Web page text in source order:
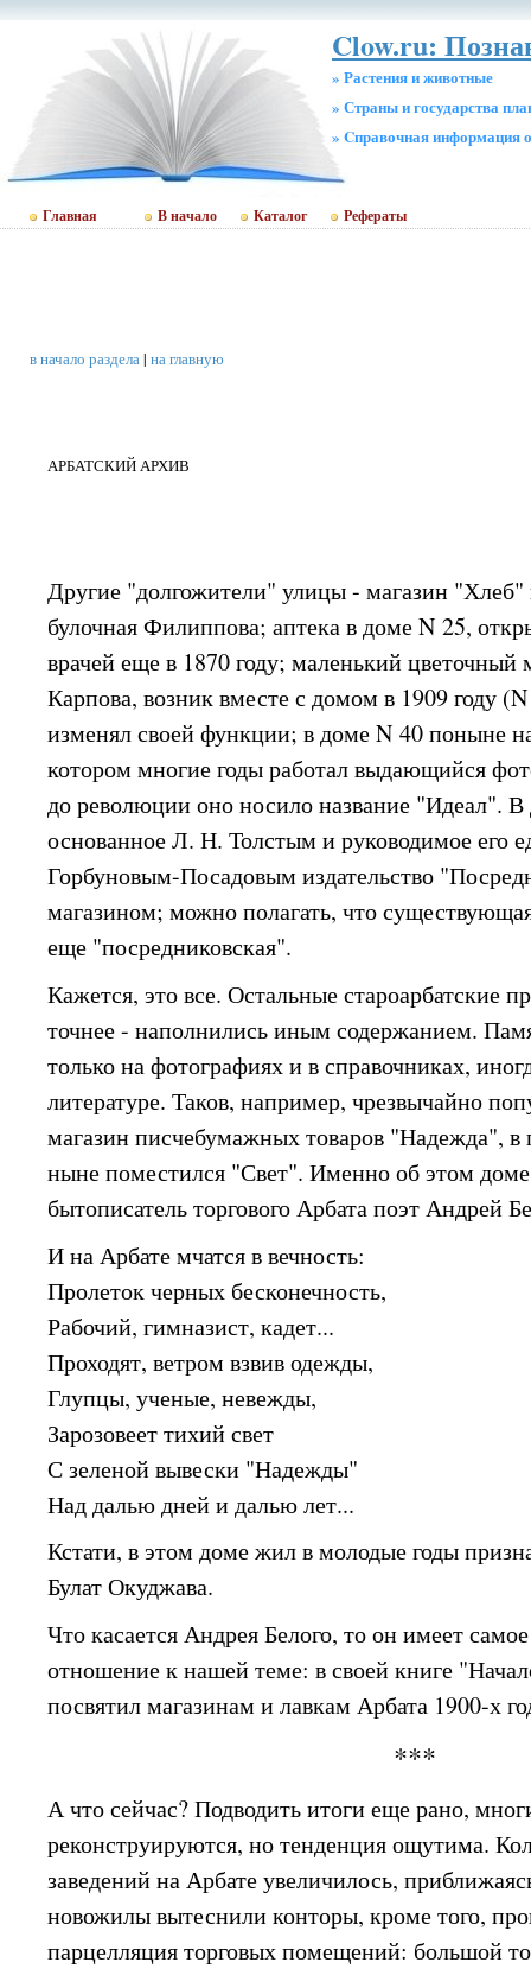
Clow.ru:
» Растения и животные
» Страны и государства
» Cправочная информация
Главная В начало Каталог Рефераты
в начало раздела| на главную
АРБАТСКИЙ АРХИВ
Другие "долгожители" улицы - магазин
булочная Филиппова; аптека в доме N 25,
врачей еще в 1870 году; маленький
Карпова, возник вместе с домом в 1909 году
изменял своей функции; в доме N 40 поныне
котором многие годы работал выдающийся
до революции оно носило название "Идеал".
основанное Л. Н. Толстым и руководимое
Горбуновым-Посадовым издательство
магазином; можно полагать, что
еще "посредниковская".
Кажется, это все. Остальные староарбатские
точнее - наполнились иным содержанием.
только на фотографиях и в справочниках,
литературе. Таков, например, чрезвычайно
магазин писчебумажных товаров "Надежда",
ныне поместился "Свет". Именно об этом
бытописатель торгового Арбата поэт Андрей
И на Арбате мчатся в вечность:
Пролеток черных бесконечность,
Рабочий, гимназист, кадет...
Проходят, ветром взвив одежды,
Глупцы, ученые, невежды,
Зарозовеет тихий свет
С зеленой вывески "Надежды"
Над далью дней и далью лет...
Кстати, в этом доме жил в молодые годы
Булат Окуджава.
Что касается Андрея Белого, то он имеет
отношение к нашей теме: в своей книге
посвятил магазинам и лавкам Арбата 1900-х
***
А что сейчас? Подводить итоги еще рано,
реконструируются, но тенденция ощутима.
заведений на Арбате увеличилось,
новожилы вытеснили конторы, кроме того,
парцелляция торговых помещений: большой